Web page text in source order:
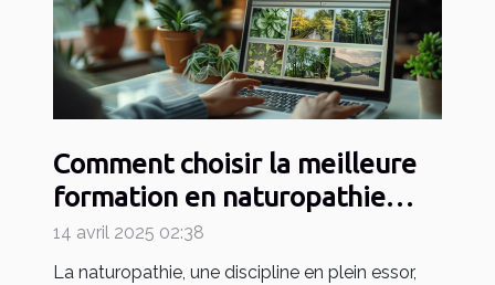
Comment choisir la meilleure
formation en naturopathie
pour votre carrière
14 avril 2025 02:38
La naturopathie, une discipline en plein essor,